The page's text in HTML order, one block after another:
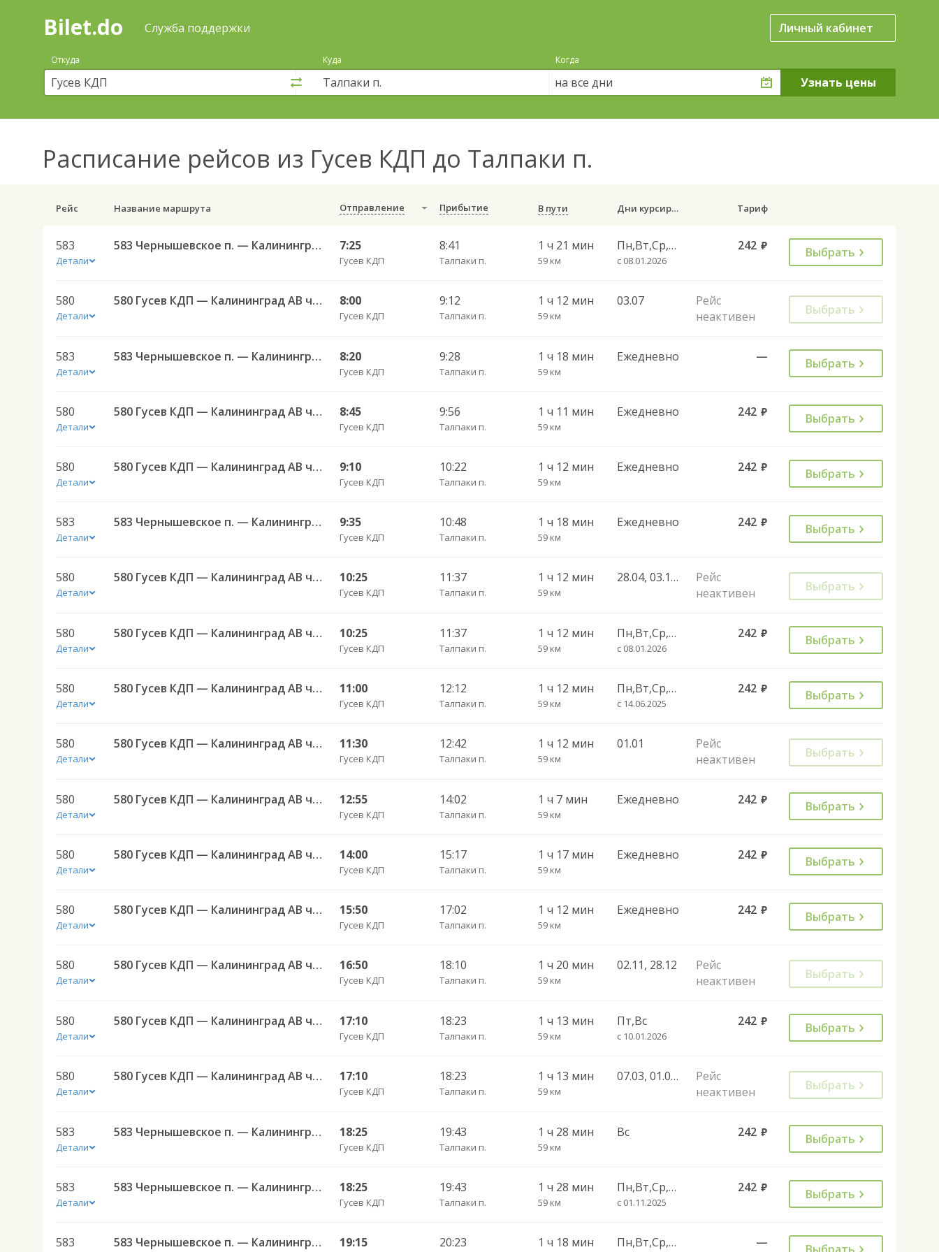
Поиск
покупка
билетов
автобус
онлайн
Bilet.do Служба поддержки Личный кабинет
Откуда Куда Когда
на все дни
Расписание рейсов из Гусев КДП до Талпаки п.
Рейс Название маршрута Отправление Прибытие В пути Дни курсирования Тариф
583
Детали
583 Чернышевское п. — Калининград АВ ч/з Черняховск АС 7:25
Гусев КДП
8:41
Талпаки п.
1 ч 21 мин
59 км
Пн,Вт,Ср,Чт,Пт,Сб
с 08.01.2026
242 руб. Выбрать
580
Детали
580 Гусев КДП — Калининград АВ ч/з Черняховск АС 8:00
Гусев КДП
9:12
Талпаки п.
1 ч 12 мин
59 км
03.07
Рейс
неактивен
Выбрать
583
Детали
583 Чернышевское п. — Калининград АВ ч/з Черняховск АС 8:20
Гусев КДП
9:28
Талпаки п.
1 ч 18 мин
59 км
Ежедневно — Выбрать
580
Детали
580 Гусев КДП — Калининград АВ ч/з Черняховск АС 8:45
Гусев КДП
9:56
Талпаки п.
1 ч 11 мин
59 км
Ежедневно 242 руб. Выбрать
580
Детали
580 Гусев КДП — Калининград АВ ч/з Черняховск АС 9:10
Гусев КДП
10:22
Талпаки п.
1 ч 12 мин
59 км
Ежедневно 242 руб. Выбрать
583
Детали
583 Чернышевское п. — Калининград АВ ч/з Черняховск АС 9:35
Гусев КДП
10:48
Талпаки п.
1 ч 18 мин
59 км
Ежедневно 242 руб. Выбрать
580
Детали
580 Гусев КДП — Калининград АВ ч/з Черняховск АС 10:25
Гусев КДП
11:37
Талпаки п.
1 ч 12 мин
59 км
28.04, 03.11, 29.12, 02.05, 09.05, 13.06
Рейс
неактивен
Выбрать
580
Детали
580 Гусев КДП — Калининград АВ ч/з Черняховск АС 10:25
Гусев КДП
11:37
Талпаки п.
1 ч 12 мин
59 км
Пн,Вт,Ср,Чт,Сб
с 08.01.2026
242 руб. Выбрать
580
Детали
580 Гусев КДП — Калининград АВ ч/з Черняховск АС 11:00
Гусев КДП
12:12
Талпаки п.
1 ч 12 мин
59 км
Пн,Вт,Ср,Чт,Пт,Вс
с 14.06.2025
242 руб. Выбрать
580
Детали
580 Гусев КДП — Калининград АВ ч/з Черняховск АС 11:30
Гусев КДП
12:42
Талпаки п.
1 ч 12 мин
59 км
01.01
Рейс
неактивен
Выбрать
580
Детали
580 Гусев КДП — Калининград АВ ч/з Черняховск АС 12:55
Гусев КДП
14:02
Талпаки п.
1 ч 7 мин
59 км
Ежедневно 242 руб. Выбрать
580
Детали
580 Гусев КДП — Калининград АВ ч/з Черняховск АС 14:00
Гусев КДП
15:17
Талпаки п.
1 ч 17 мин
59 км
Ежедневно 242 руб. Выбрать
580
Детали
580 Гусев КДП — Калининград АВ ч/з Черняховск АС 15:50
Гусев КДП
17:02
Талпаки п.
1 ч 12 мин
59 км
Ежедневно 242 руб. Выбрать
580
Детали
580 Гусев КДП — Калининград АВ ч/з Черняховск АС 16:50
Гусев КДП
18:10
Талпаки п.
1 ч 20 мин
59 км
02.11, 28.12
Рейс
неактивен
Выбрать
580
Детали
580 Гусев КДП — Калининград АВ ч/з Черняховск АС 17:10
Гусев КДП
18:23
Талпаки п.
1 ч 13 мин
59 км
Пт,Вс
с 10.01.2026
242 руб. Выбрать
580
Детали
580 Гусев КДП — Калининград АВ ч/з Черняховск АС 17:10
Гусев КДП
18:23
Талпаки п.
1 ч 13 мин
59 км
07.03, 01.05, 09.05, 20.05, 12.06, 06.11, 01.01, 02.01, 08.01, 22.02, 07.03, 27.04, 01.05, 08.05, 02.11, 04.11, 28.12, 01.01, 02.01, 30.04, 07.05, 11.06, 01.11, 04.11, 01.01
Рейс
неактивен
Выбрать
583
Детали
583 Чернышевское п. — Калининград АВ ч/з Черняховск АС 18:25
Гусев КДП
19:43
Талпаки п.
1 ч 28 мин
59 км
Вс 242 руб. Выбрать
583
Детали
583 Чернышевское п. — Калининград АВ ч/з Черняховск АС 18:25
Гусев КДП
19:43
Талпаки п.
1 ч 28 мин
59 км
Пн,Вт,Ср,Чт,Пт,Сб
с 01.11.2025
242 руб. Выбрать
583 583 Чернышевское п. — Калининград АВ ч/з Черняховск АС 19:15 20:23 1 ч 18 мин Пн,Вт,Ср,Чт,Пт,Сб —